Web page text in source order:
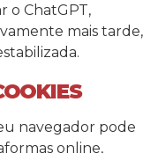
o ChatGPT,
mais tarde,
navegador pode
online,